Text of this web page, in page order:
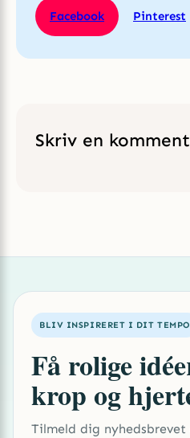
Facebook Pinterest
Skriv en
BLIV INSPIRERET I DIT TEMPO
Få rolige
krop og
Tilmeld dig